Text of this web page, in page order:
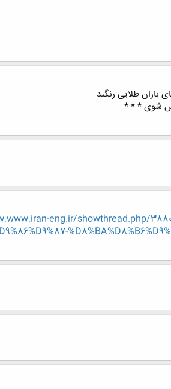
باران طلایی رنگند
شوی * * *
eng.ir/showthread.php/